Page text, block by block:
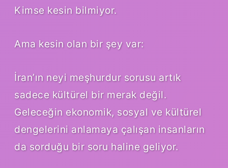
Kimse kesin bilmiyor.
Ama kesin olan bir şey var:
İran’ın neyi meşhurdur sorusu artık
sadece kültürel bir merak değil.
Geleceğin ekonomik, sosyal ve kültürel
dengelerini anlamaya çalışan insanların
da sorduğu bir soru haline geliyor.